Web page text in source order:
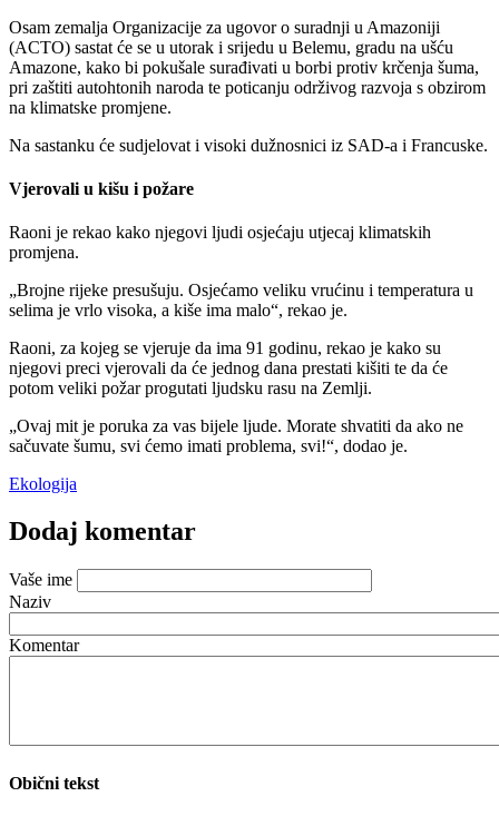
Osam zemalja Organizacije za ugovor o suradnji u Amazoniji
(ACTO) sastat će se u utorak i srijedu u Belemu, gradu na ušću
Amazone, kako bi pokušale surađivati u borbi protiv krčenja šuma,
pri zaštiti autohtonih naroda te poticanju održivog razvoja s obzirom
na klimatske promjene.
Na sastanku će sudjelovat i visoki dužnosnici iz SAD-a i Francuske.
Vjerovali u kišu i požare
Raoni je rekao kako njegovi ljudi osjećaju utjecaj klimatskih
promjena.
Brojne rijeke presušuju. Osjećamo veliku vrućinu i temperatura u
selima je vrlo visoka, a kiše ima malo , rekao je.
Raoni, za kojeg se vjeruje da ima 91 godinu, rekao je kako su
njegovi preci vjerovali da će jednog dana prestati kišiti te da će
potom veliki požar progutati ljudsku rasu na Zemlji.
Ovaj mit je poruka za vas bijele ljude. Morate shvatiti da ako ne
sačuvate šumu, svi ćemo imati problema, svi! , dodao je.
Ekologija
Dodaj komentar
Vaše ime
Naziv
Komentar
Obični tekst